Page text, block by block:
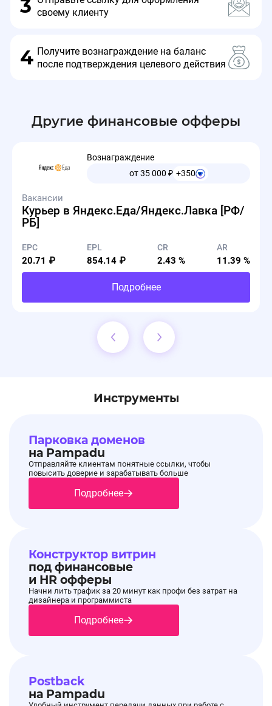
3 своему клиенту
4 Получите вознаграждение на баланс
после подтверждения целевого действия
Другие финансовые офферы
Вознаграждение
от 35 000 ₽ +350
Вакансии
Курьер в Яндекс.Еда/Яндекс.Лавка [РФ/
РБ]
EPC
20.71 ₽
EPL
854.14 ₽
CR
2.43 %
AR
11.39 %
Подробнее
Инструменты
Парковка доменов
на Pampadu
Отправляйте клиентам понятные ссылки, чтобы
повысить доверие и зарабатывать больше
Подробнее
Конструктор витрин
под финансовые
и HR офферы
Начни лить трафик за 20 минут как профи без затрат на
дизайнера и программиста
Подробнее
Postback
на Pampadu